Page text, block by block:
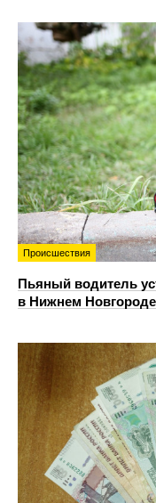
Происшествия
Пьяный водитель
в Нижнем Новгороде